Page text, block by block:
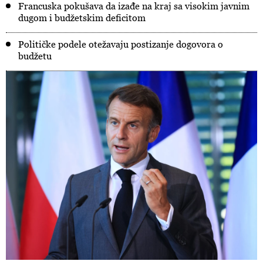
Francuska pokušava da izađe na kraj sa visokim javnim
dugom i budžetskim deficitom
Političke podele otežavaju postizanje dogovora o
budžetu